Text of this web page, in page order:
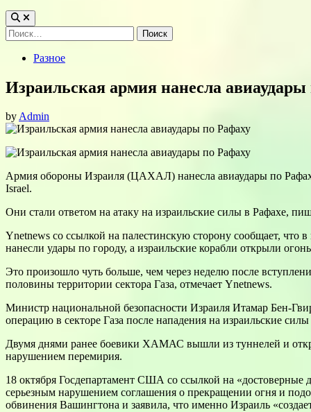
Найти:
PostedРазное
Израильская армия нанесла
byAdmin
Армия обороны Израиля (ЦАХАЛ) нанесла авиаудары по
Israel.
Они стали ответом на атаку на израильские силы в Рафахе,
Ynetnews со ссылкой на палестинскую сторону сообщает, что
нанесли удары по городу, а израильские корабли открыли
Это произошло чуть больше, чем через неделю после
половины территории сектора Газа, отмечает Ynetnews.
Министр национальной безопасности Израиля Итамар Бен-
операцию в секторе Газа после нападения на израильские
Двумя днями ранее боевики ХАМАС вышли из туннелей и
нарушением перемирия.
18 октября Госдепартамент США со ссылкой на
серьезным нарушением соглашения о прекращении огня и
обвинения Вашингтона и заявила, что именно Израиль